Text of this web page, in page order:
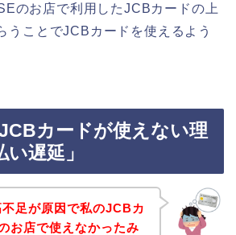
のお店で利用したJCBカードの上
うことでJCBカードを使えるよう
カードが使えない理
遅延」
足が原因で私のJCBカ
お店で使えなかったみ